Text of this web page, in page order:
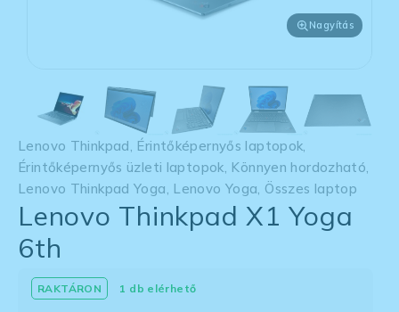
Nagyítás
Lenovo Thinkpad, Érintőképernyős laptopok,
Érintőképernyős üzleti laptopok, Könnyen hordozható,
Lenovo Thinkpad Yoga, Lenovo Yoga, Összes laptop
Lenovo Thinkpad X1 Yoga
6th
1 db elérhető